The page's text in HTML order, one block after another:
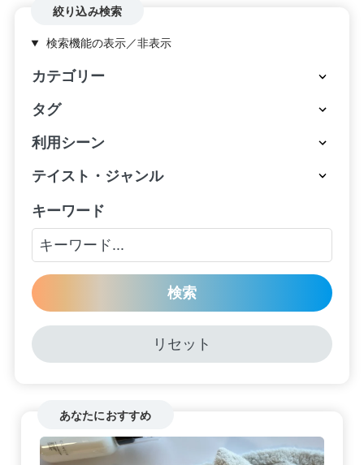
検索機能の表示／非表示
絞り込み検索
カテゴリー
タグ
利用シーン
テイスト・ジャンル
キーワード
検索
リセット
あなたにおすすめ